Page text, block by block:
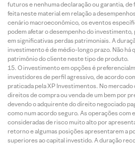
futuros e nenhuma declaração ou garantia, de
feita neste material em relação a
cenário macroeconômico, os eventos
podem afetar o desempenho do
em significativas perdas patrimoniais. A
investimento é de médio-longo prazo. Não há
patrimônio do cliente neste tipo de produto.
O investimento em opções é
investidores de perfil agressivo, de acordo
praticada pela XP Investimentos. No
direitos de compra ou venda de um bem por
devendo o adquirente do direito negociado
como num acordo seguro. As operações com
consideradas de risco muito alto por
retorno e algumas posições apresentarem a
superiores ao capital investido. A duração